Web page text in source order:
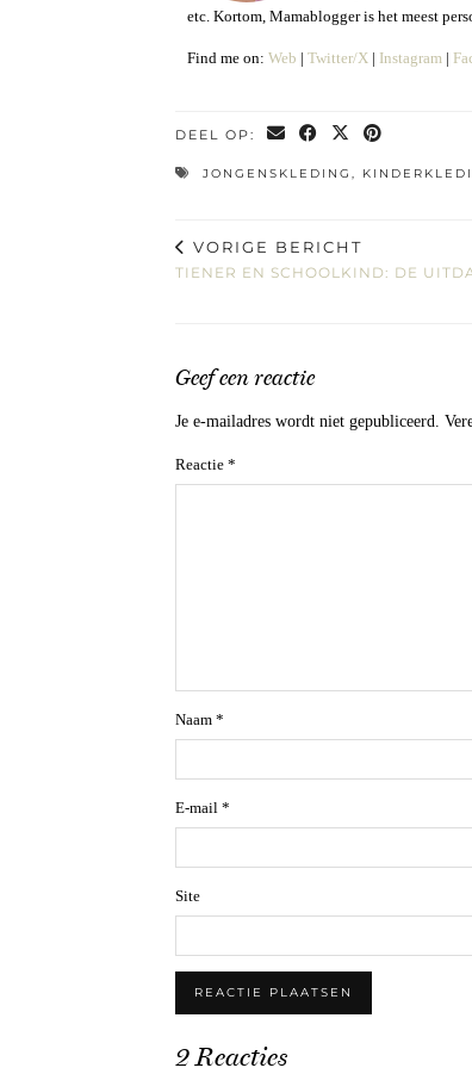
etc. Kortom, Mamablogger is het meest
Find me on: Web | Twitter/X | Instagram |
DEEL OP:
JONGENSKLEDING ,
VORIGE BERICHT
TIENER EN SCHOOLKIND: DE
Geef een reactie
Je e-mailadres wordt niet gepubliceerd.
Reactie *
Naam *
E-mail *
Site
2 Reacties